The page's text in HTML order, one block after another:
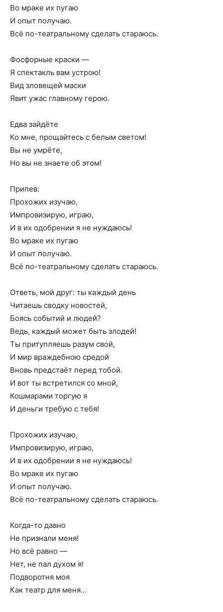
Во мраке их пугаю
И опыт получаю.
Всё по-театральному сделать стараюсь.
Фосфорные краски —
Я спектакль вам устрою!
Вид зловещей маски
Явит ужас главному герою.
Едва зайдёте
Ко мне, прощайтесь с белым светом!
Вы не умрёте,
Но вы не знаете об этом!
Припев:
Прохожих изучаю,
Импровизирую, играю,
И в их одобрении я не нуждаюсь!
Во мраке их пугаю
И опыт получаю.
Всё по-театральному сделать стараюсь.
Ответь, мой друг: ты каждый день
Читаешь сводку новостей,
Боясь событий и людей?
Ведь, каждый может быть злодей!
Ты притупляешь разум свой,
И мир враждебною средой
Вновь предстаёт перед тобой.
И вот ты встретился со мной,
Кошмарами торгую я
И деньги требую с тебя!
Прохожих изучаю,
Импровизирую, играю,
И в их одобрении я не нуждаюсь!
Во мраке их пугаю
И опыт получаю.
Всё по-театральному сделать стараюсь.
Когда-то давно
Не признали меня!
Но всё равно —
Нет, не пал духом я!
Подворотня моя
Как театр для меня…